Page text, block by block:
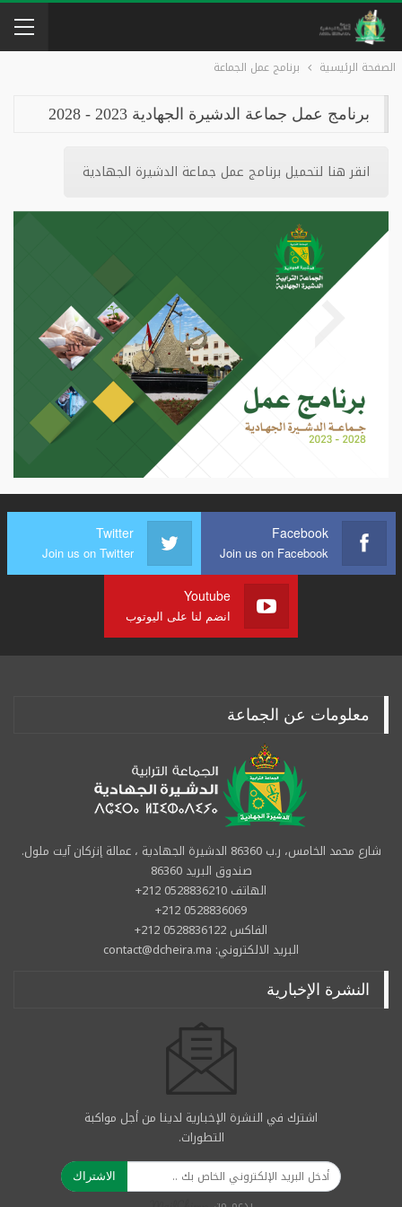
الصفحة الرئيسية برنامج عمل الجماعة
برنامج عمل جماعة الدشيرة الجهادية 2023 - 2028
انقر هنا لتحميل برنامج عمل جماعة الدشيرة الجهادية
Facebook
Join us on Facebook
Twitter
Join us on Twitter
Youtube
انضم لنا على اليوتوب
معلومات عن الجماعة
شارع محمد الخامس، ر.ب 86360 الدشيرة الجهادية ، عمالة إنزكان آيت ملول.
صندوق البريد 86360
الهاتف 0528836210 212+
0528836069 212+
الفاكس 0528836122 212+
البريد الالكتروني: contact@dcheira.ma
النشرة الإخبارية
اشترك في النشرة الإخبارية لدينا من أجل مواكبة
التطورات.
الاشتراك